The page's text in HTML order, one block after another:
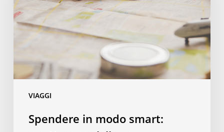
VIAGGI
quattro
consigli
per
linguistico
Spendere in modo smart: